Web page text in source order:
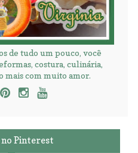
de tudo um pouco, você
costura, culinária,
mais com muito amor.
no Pinterest